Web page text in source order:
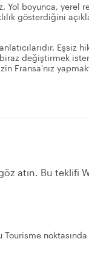
Yol boyunca, yerel
gösterdiğini
Eşsiz
biraz değiştirmek
Fransa'nız
atın. Bu teklifi
noktasında